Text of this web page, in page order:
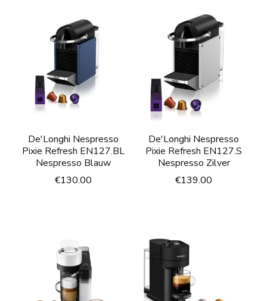
De'Longhi Nespresso
Pixie Refresh EN127.BL
Nespresso Blauw
€130.00
De'Longhi Nespresso
Pixie Refresh EN127.S
Nespresso Zilver
€139.00